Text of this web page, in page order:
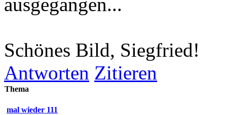
Schönes Bild, Siegfried!
Antworten Zitieren
Thema
mal wieder 111